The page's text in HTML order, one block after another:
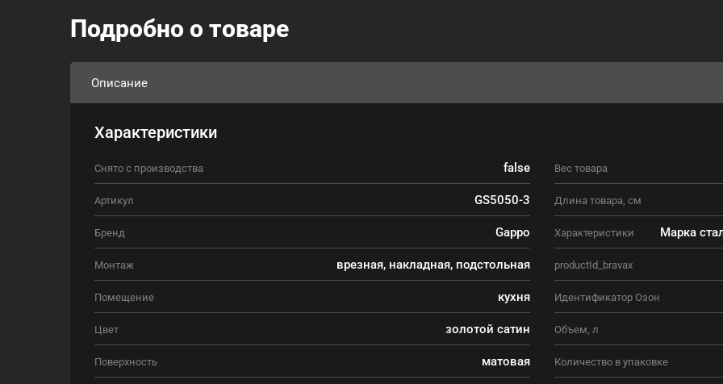
Подробно о товаре
Описание
Характеристики
Снято с производства false
Артикул GS5050-3
Бренд Gappo
Монтаж врезная, накладная, подстольная
Помещение кухня
Цвет золотой сатин
Поверхность матовая
Вес товара
Длина товара, см
Характеристики Марка
productId_bravax
Идентификатор Озон
Объем, л
Количество в упаковке